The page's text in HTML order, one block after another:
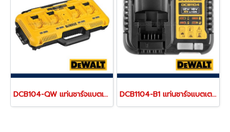
DCB104-QW แท่นชาร์จแบตเตอรี่ 4 ช่อง รุ่นชาร์จเร็ว "DEWALT" ดีวอลท์ DCB1104-B1 แท่นชาร์จแบตเตอรี่ 12V/20V MAX (ใช้ชาร์จแบตเตอรี่ DEWALT ได้ทุกรุ่น) ขนาดเล็กพกพา "DEWALT" ดีวอลท์